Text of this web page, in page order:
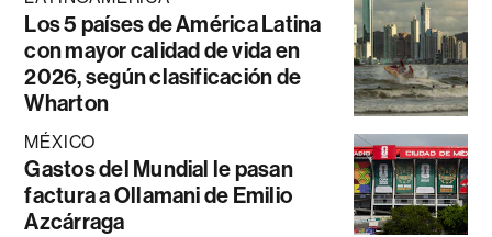
Los 5 países de América Latina
con mayor calidad de vida en
2026, según clasificación de
Wharton
MÉXICO
Gastos del Mundial le pasan
factura a Ollamani de Emilio
Azcárraga